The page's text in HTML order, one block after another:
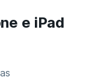
e iPad